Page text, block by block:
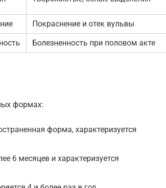
Покраснение и отек вульвы
Болезненность при половом акте
формах:
форма, характеризуется
6 месяцев и характеризуется